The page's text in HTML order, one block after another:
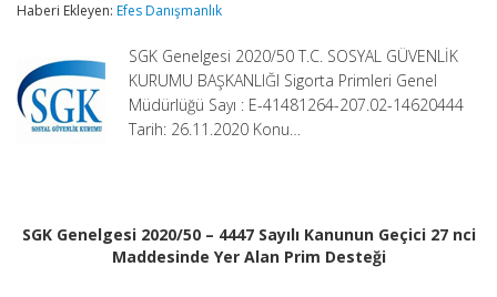
Kanunun
nci
Maddesinde
Yer
Alan
37
dakika
için
Haberi Ekleyen: Efes Danışmanlık
SGK Genelgesi 2020/50 T.C. SOSYAL GÜVENLİK
KURUMU BAŞKANLIĞI Sigorta Primleri Genel
Müdürlüğü Sayı : E-41481264-207.02-14620444
Tarih: 26.11.2020 Konu…
SGK Genelgesi 2020/50 – 4447 Sayılı Kanunun Geçici 27 nci
Maddesinde Yer Alan Prim Desteği